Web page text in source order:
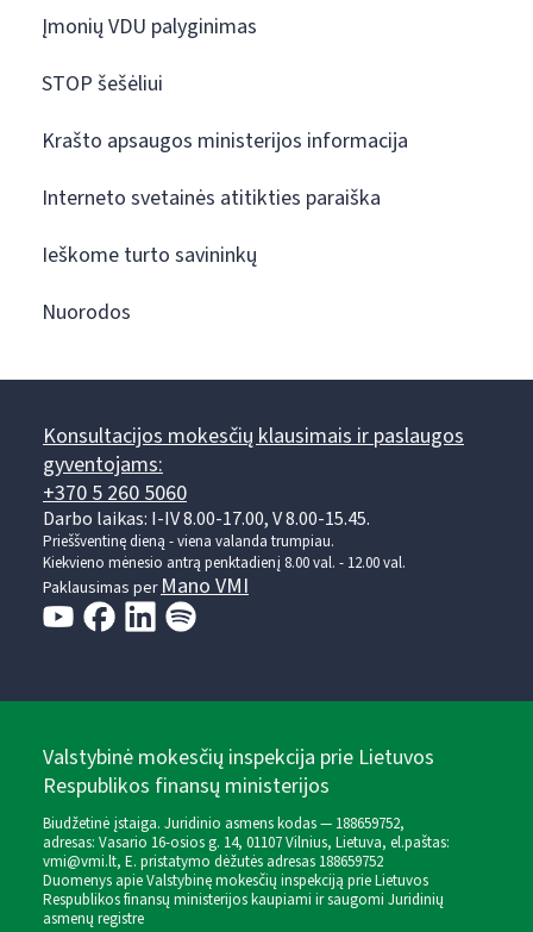
Įmonių VDU palyginimas
STOP šešėliui
Krašto apsaugos ministerijos informacija
Interneto svetainės atitikties paraiška
Ieškome turto savininkų
Nuorodos
Konsultacijos mokesčių klausimais ir paslaugos
gyventojams:
+370 5 260 5060
Darbo laikas: I-IV 8.00-17.00, V 8.00-15.45.
Prieššventinę dieną - viena valanda trumpiau.
Kiekvieno mėnesio antrą penktadienį 8.00 val. - 12.00 val.
Paklausimas perMano VMI
Valstybinė mokesčių inspekcija prie Lietuvos
Respublikos finansų ministerijos
Biudžetinė įstaiga. Juridinio asmens kodas — 188659752,
adresas: Vasario 16-osios g. 14, 01107 Vilnius, Lietuva, el.paštas:
vmi@vmi.lt, E. pristatymo dėžutės adresas 188659752
Duomenys apie Valstybinę mokesčių inspekciją prie Lietuvos
Respublikos finansų ministerijos kaupiami ir saugomi Juridinių
asmenų registre